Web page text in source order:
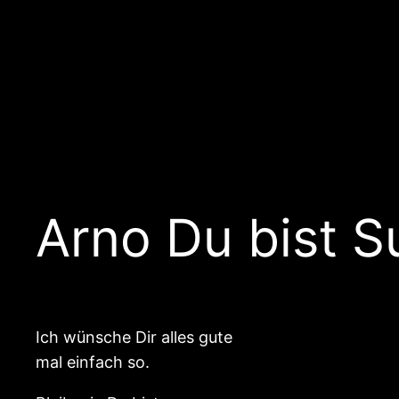
Arno Du bist
Ich wünsche Dir alles gute
mal einfach so.